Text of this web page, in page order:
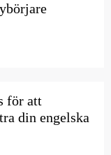
för att
din engelska